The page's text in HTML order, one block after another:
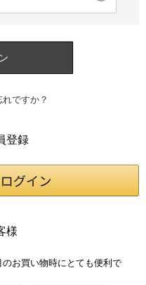
ですか？
登録
様
お買い物時にとても便利で